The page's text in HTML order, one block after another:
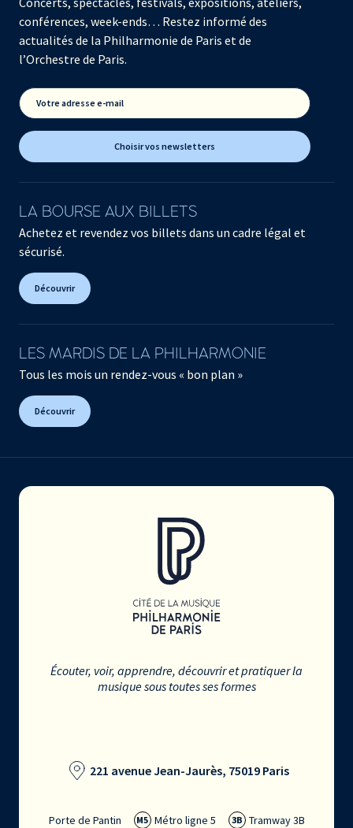
conférences, week-ends… Restez informé des
actualités de la Philharmonie de Paris et de
l’Orchestre de Paris.
Votre adresse e-mail
Choisir vos newsletters
LA BOURSE AUX BILLETS
Achetez et revendez vos billets dans un cadre légal et
sécurisé.
Découvrir
LES MARDIS DE LA PHILHARMONIE
Tous les mois un rendez-vous « bon plan »
Découvrir
Écouter, voir, apprendre, découvrir et pratiquer la
musique sous toutes ses formes
221 avenue Jean-Jaurès, 75019 Paris
Porte de Pantin M5 Métro ligne 5 3B Tramway 3B